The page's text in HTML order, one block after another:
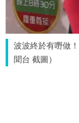
波波終於有嘢做
聞台 截圖）